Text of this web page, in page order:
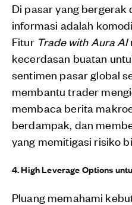
Di pasar yang
informasi adalah
Fitur Trade with Aura AI
kecerdasan buatan
sentimen pasar global
membantu trader
membaca berita
berdampak, dan
yang memitigasi risiko
4. High Leverage Options
Pluang memahami